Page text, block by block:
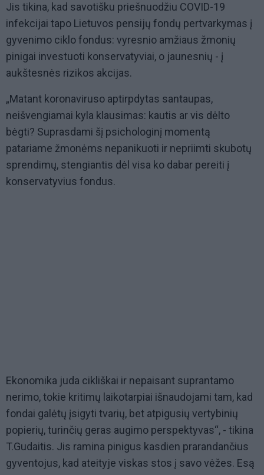
Jis tikina, kad savotišku priešnuodžiu COVID-19
infekcijai tapo Lietuvos pensijų fondų pertvarkymas į
gyvenimo ciklo fondus: vyresnio amžiaus žmonių
pinigai investuoti konservatyviai, o jaunesnių - į
aukštesnės rizikos akcijas.
„Matant koronaviruso aptirpdytas santaupas,
neišvengiamai kyla klausimas: kautis ar vis dėlto
bėgti? Suprasdami šį psichologinį momentą
patariame žmonėms nepanikuoti ir nepriimti skubotų
sprendimų, stengiantis dėl visa ko dabar pereiti į
konservatyvius fondus.
Ekonomika juda cikliškai ir nepaisant suprantamo
nerimo, tokie kritimų laikotarpiai išnaudojami tam, kad
fondai galėtų įsigyti tvarių, bet atpigusių vertybinių
popierių, turinčių geras augimo perspektyvas“, - tikina
T.Gudaitis. Jis ramina pinigus kasdien prarandančius
gyventojus, kad ateityje viskas stos į savo vėžes. Esą